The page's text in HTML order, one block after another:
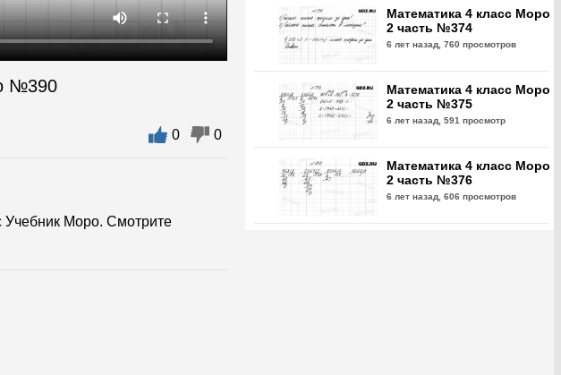
№390
0 0
Моро. Смотрите
Математика 4 класс Моро
2 часть №374
6 лет назад, 760 просмотров
Математика 4 класс Моро
2 часть №375
6 лет назад, 591 просмотр
Математика 4 класс Моро
2 часть №376
6 лет назад, 606 просмотров